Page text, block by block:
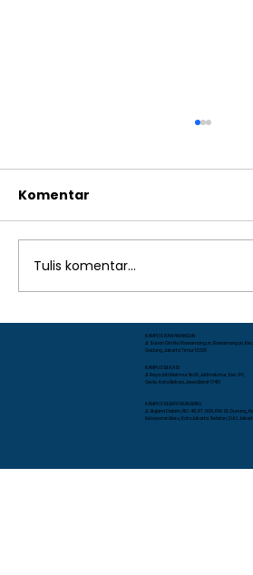
Mengapa Pembiasaan
Penting untuk Karakter
Islam Al Azhar 13
Komentar
Tulis komentar...
KAMPUS RAWAMANGUN
Jl. Sunan Giri No.1 Rawamangun, Rawamangun,
Gadung, Jakarta Timur 13220
KAMPUS BEKASI
Jl. Raya Jati Makmur No.10, Jatimakmur, Kec. Pd.
Gede, Kota Bekasi, Jawa Barat 17413
KAMPUS KEBAYORAN BARU
JL. Bujana Dalam, NO. 48, RT. 009, RW. 01, Gunung,
Kebayoran Baru, Kota Jakarta Selatan, D.K.I.